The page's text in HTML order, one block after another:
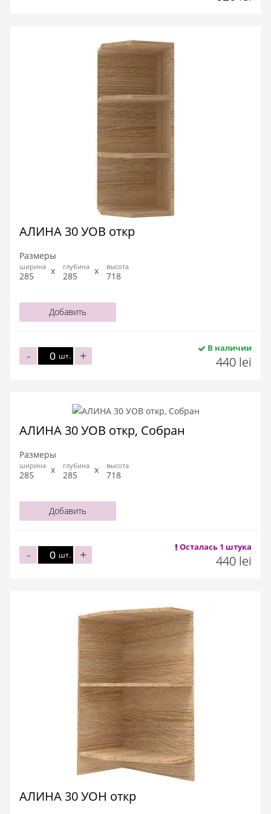
АЛИНА 30 УОВ откр
Размеры
ширина
285
глубина
285
высота
718
Добавить
шт. +
- В наличии
440 lei
АЛИНА 30 УОВ откр, Собран
Размеры
ширина
285
глубина
285
высота
718
Добавить
шт. +
- Осталась 1 штука
440 lei
АЛИНА 30 УОН откр